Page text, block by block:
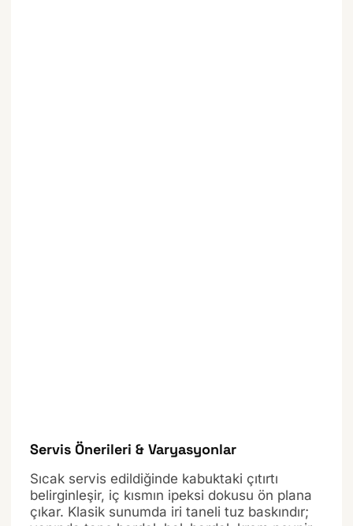
Servis Önerileri & Varyasyonlar
Sıcak servis edildiğinde kabuktaki çıtırtı
belirginleşir, iç kısmın ipeksi dokusu ön plana
çıkar. Klasik sunumda iri taneli tuz baskındır;